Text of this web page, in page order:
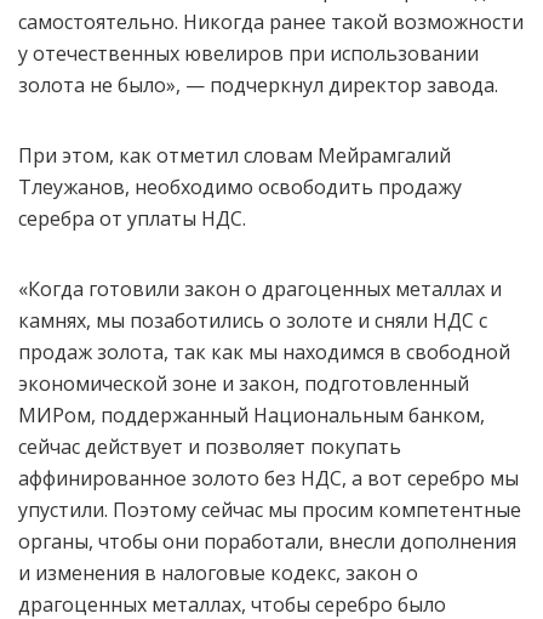
самостоятельно. Никогда ранее такой возможности
у отечественных ювелиров при использовании
золота не было», — подчеркнул директор завода.
При этом, как отметил словам Мейрамгалий
Тлеужанов, необходимо освободить продажу
серебра от уплаты НДС.
«Когда готовили закон о драгоценных металлах и
камнях, мы позаботились о золоте и сняли НДС с
продаж золота, так как мы находимся в свободной
экономической зоне и закон, подготовленный
МИРом, поддержанный Национальным банком,
сейчас действует и позволяет покупать
аффинированное золото без НДС, а вот серебро мы
упустили. Поэтому сейчас мы просим компетентные
органы, чтобы они поработали, внесли дополнения
и изменения в налоговые кодекс, закон о
драгоценных металлах, чтобы серебро было